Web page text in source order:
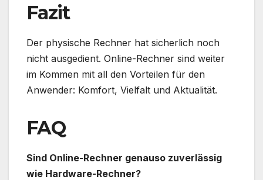
Fazit
Der physische Rechner hat sicherlich noch
nicht ausgedient. Online-Rechner sind weiter
im Kommen mit all den Vorteilen für den
Anwender: Komfort, Vielfalt und Aktualität.
FAQ
Sind Online-Rechner genauso zuverlässig
wie Hardware-Rechner?